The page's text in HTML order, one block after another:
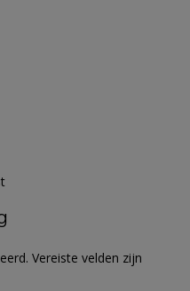
Vereiste velden zijn